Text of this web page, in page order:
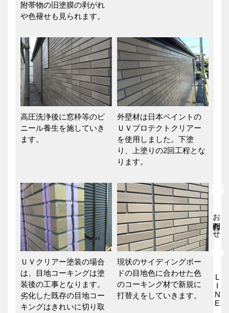
附帯物の旧塗膜の剥がれ
や色褪せも見られます。
高圧洗浄後に窓枠等のビ
ニール養生を施していき
ます。
外壁材は日本ペイントの
ＵＶプロテクトクリアー
を使用しました。下塗
り、上塗りの2回工程とな
ります。
ＵＶクリアー塗装の場合
は、目地コーキングは塗
装後の工事となります。
劣化した既存の目地コー
キングはきれいに切り取
現状のサイディングボー
ドの目地色に合わせた色
のコーキング材で新規に
打替えをしていきます。
お問合わせ
LINEお問合せ